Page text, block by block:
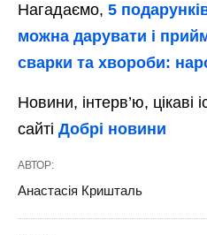
Нагадаємо, 5
можна дарувати і
сварки та хвороби:
Новини, інтерв’ю, цікаві
сайті Добрі новини
АВТОР:
Анастасія Кришталь